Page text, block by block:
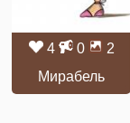
4 0
2
Мирабель